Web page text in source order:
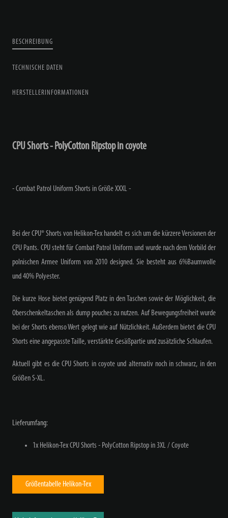
BESCHREIBUNG
TECHNISCHE DATEN
HERSTELLERINFORMATIONEN
CPU Shorts - PolyCotton Ripstop in coyote
-Combat Patrol Uniform Shorts in Größe XXXL -
Bei der CPU® Shorts von Helikon-Tex handelt es sich um die kürzere Versionen der
CPU Pants. CPU steht für Combat Patrol Uniform und wurde nach dem Vorbild der
polnischen Armee Uniform von 2010 designed. Sie besteht aus 6%Baumwolle
und 40% Polyester.
Die kurze Hose bietet genügend Platz in den Taschen sowie der Möglichkeit, die
Oberschenkeltaschen als dump pouches zu nutzen. Auf Bewegungsfreiheit wurde
bei der Shorts ebenso Wert gelegt wie auf Nützlichkeit. Außerdem bietet die CPU
Shorts eine angepasste Taille, verstärkte Gesäßpartie und zusätzliche Schlaufen.
Aktuell gibt es die CPU Shorts in coyote und alternativ noch in schwarz, in den
Größen S-XL.
Lieferumfang:
1x Helikon-Tex CPU Shorts - PolyCotton Ripstop in 3XL / Coyote
Größentabelle Helikon-Tex